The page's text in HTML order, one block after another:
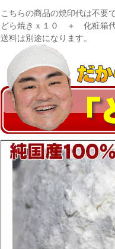
こちらの商品の焼印代は不要で
どら焼きｘ１０ ＋ 化粧箱代
送料は別途になります。